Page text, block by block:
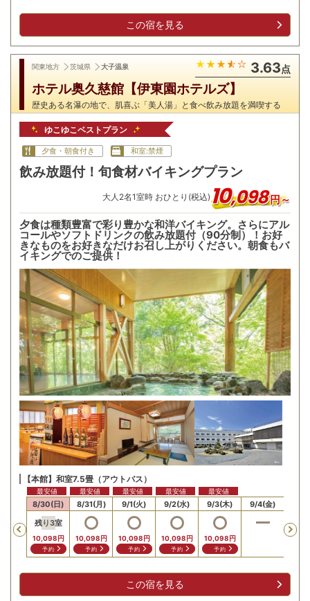
この宿を見る
関東地方 茨城県 大子温泉 3.63点
ホテル奥久慈館【伊東園ホテルズ】
歴史ある名瀑の地で、肌喜ぶ「美人湯」と食べ飲み放題を満喫する
ゆこゆこベストプラン
夕食・朝食付き 和室:禁煙
飲み放題付！旬食材バイキングプラン
大人 2名1室時 おひとり(税込)10,098円～
夕食は種類豊富で彩り豊かな和洋バイキング。さらにアル
コールやソフトドリンクの飲み放題付（90分制）！お好
きなものをお好きなだけお召し上がりください。朝食もバ
イキングでのご提供！
【本館】和室7.5畳（アウトバス）
Previous
8/30(日)
残り3室
10,098 円
予約
最安値
8/31(月)
10,098 円
予約
最安値
9/1(火)
10,098 円
予約
最安値
9/2(水)
10,098 円
予約
最安値
9/3(木)
10,098 円
予約
最安値
9/4(金)
この宿を見る